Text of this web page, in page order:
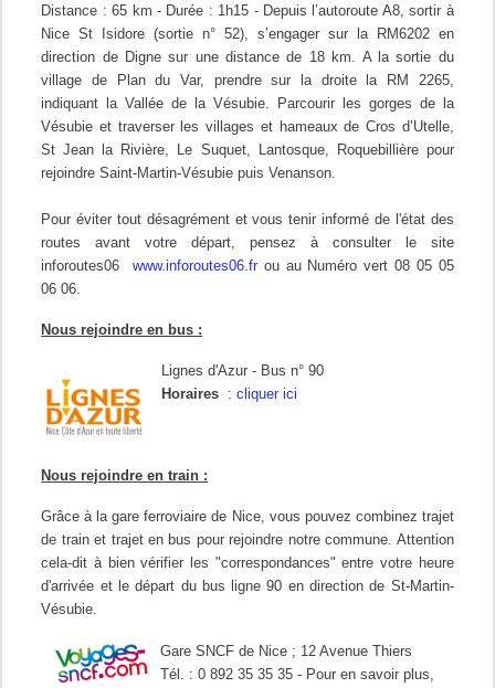
Distance : 65 km - Durée : 1h15 - Depuis l’autoroute A8,sortir à
Nice St Isidore (sortie n° 52), s’engager sur la RM6202 en
direction de Digne sur une distance de 18 km. A la sortie du
village de Plan du Var, prendre sur la droite la RM 2265,
indiquant la Vallée de la Vésubie. Parcourir les gorges de la
Vésubie et traverser les villages et hameaux de Cros d’Utelle,
St Jean la Rivière, Le Suquet, Lantosque, Roquebillière pour
rejoindre Saint-Martin-Vésubie puis Venanson.
Pour éviter tout désagrément et vous tenir informé de l'état des
routes avant votre départ, pensez à consulter le site
inforoutes06
www.inforoutes06.frou au Numéro vert 08 05 05
06 06.
Nous rejoindre en bus :
Lignes d'Azur - Bus n° 90
Horaires :cliquer ici
Nous rejoindre en train :
Grâce à la gare ferroviaire de Nice, vous pouvez combinez trajet
de train et trajet en bus pour rejoindre notre commune. Attention
cela-dit à bien vérifier les "correspondances" entre votre heure
d'arrivée et le départ du bus ligne 90 en direction de St-Martin-
Vésubie.
Gare SNCF de Nice ; 12 Avenue Thiers
Tél. : 0 892 35 35 35 - Pour en savoir plus,